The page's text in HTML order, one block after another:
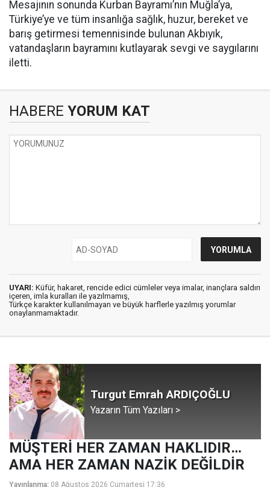
Mesajının sonunda Kurban Bayramı’nın Muğla’ya,
Türkiye’ye ve tüm insanlığa sağlık, huzur, bereket ve
barış getirmesi temennisinde bulunan Akbıyık,
vatandaşların bayramını kutlayarak sevgi ve saygılarını
iletti.
HABERE YORUM KAT
UYARI: Küfür, hakaret, rencide edici cümleler veya imalar, inançlara saldırı
içeren, imla kuralları ile yazılmamış,
Türkçe karakter kullanılmayan ve büyük harflerle yazılmış yorumlar
onaylanmamaktadır.
Turgut Emrah ARDIÇOĞLU
Yazarın Tüm Yazıları >
MÜŞTERİ HER ZAMAN HAKLIDIR…
AMA HER ZAMAN NAZİK DEĞİLDİR
Yayınlanma: 08 Ağustos 2026 Cumartesi 17:36